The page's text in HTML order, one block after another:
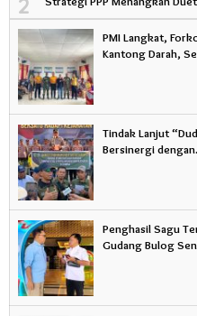
2
PMI Langkat,
Kantong Darah,
Tindak Lanjut
Bersinergi
Penghasil Sagu
Gudang Bulog